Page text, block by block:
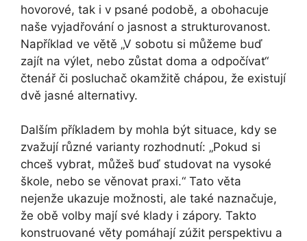
hovorové, tak i v psané podobě, a obohacuje
naše vyjadřování o jasnost a strukturovanost.
Například ve větě „V sobotu si můžeme buď
zajít na výlet, nebo zůstat doma a odpočívat“
čtenář či posluchač okamžitě chápou, že existují
dvě jasné alternativy.
Dalším příkladem by mohla být situace, kdy se
zvažují různé varianty rozhodnutí: „Pokud si
chceš vybrat, můžeš buď studovat na vysoké
škole, nebo se věnovat praxi.“ Tato věta
nejenže ukazuje možnosti, ale také naznačuje,
že obě volby mají své klady i zápory. Takto
konstruované věty pomáhají zúžit perspektivu a